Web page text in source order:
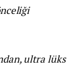
ultra lüks